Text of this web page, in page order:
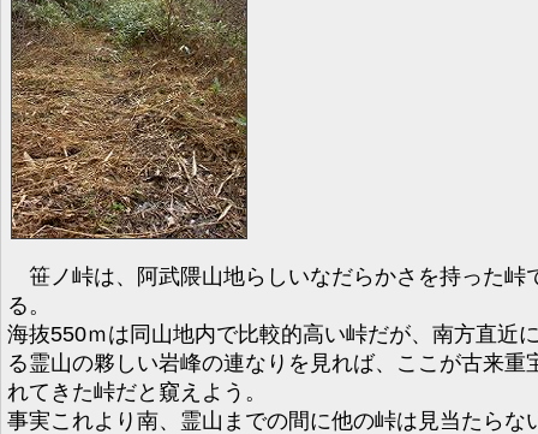
笹ノ峠は、阿武隈山地らしいなだらかさを持った峠
る。
海抜550ｍは同山地内で比較的高い峠だが、南方直近
る霊山の夥しい岩峰の連なりを見れば、ここが古来重
れてきた峠だと窺えよう。
事実これより南、霊山までの間に他の峠は見当たらな